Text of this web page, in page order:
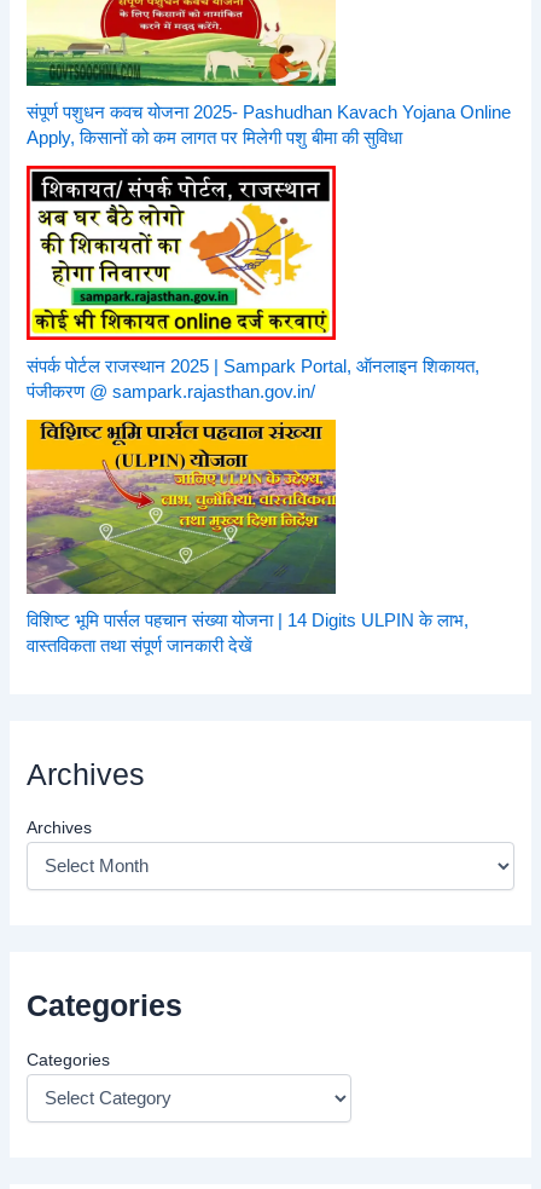
संपूर्ण पशुधन कवच योजना 2025- Pashudhan Kavach Yojana Online
Apply, किसानों को कम लागत पर मिलेगी पशु बीमा की सुविधा
संपर्क पोर्टल राजस्थान 2025 | Sampark Portal, ऑनलाइन शिकायत,
पंजीकरण @ sampark.rajasthan.gov.in/
विशिष्ट भूमि पार्सल पहचान संख्या योजना | 14 Digits ULPIN के लाभ,
वास्तविकता तथा संपूर्ण जानकारी देखें
Archives
Archives
Categories
Categories